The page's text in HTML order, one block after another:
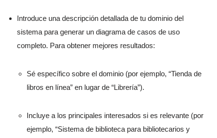
Introduce una descripción detallada de tu dominio del
sistema para generar un diagrama de casos de uso
completo. Para obtener mejores resultados:
Sé específico sobre el dominio (por ejemplo, “Tienda de
libros en línea” en lugar de “Librería”).
Incluye a los principales interesados si es relevante (por
ejemplo, “Sistema de biblioteca para bibliotecarios y